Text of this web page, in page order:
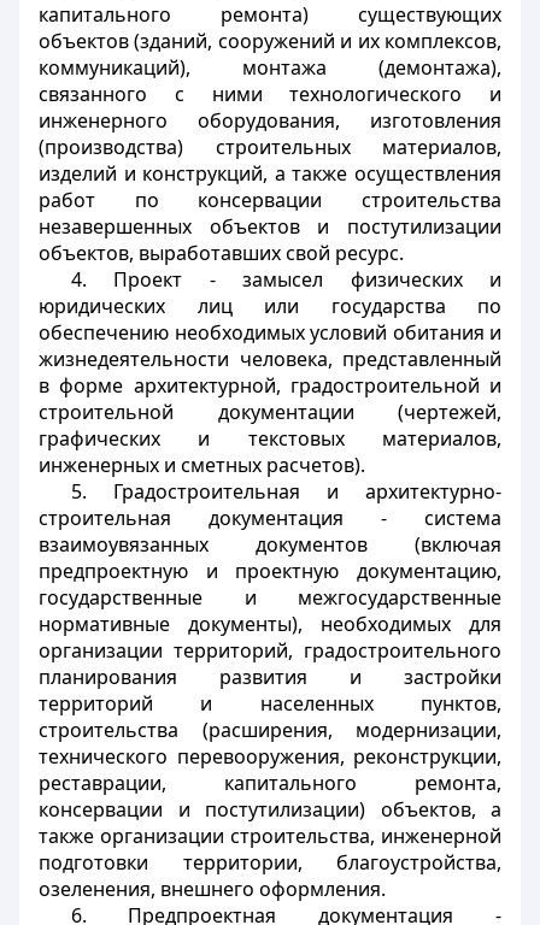
капитального ремонта) существующих
объектов (зданий, сооружений и их комплексов,
коммуникаций), монтажа (демонтажа),
связанного с ними технологического и
инженерного оборудования, изготовления
(производства) строительных материалов,
изделий и конструкций, а также осуществления
работ по консервации строительства
незавершенных объектов и постутилизации
объектов, выработавших свой ресурс.
4. Проект - замысел физических и
юридических лиц или государства по
обеспечению необходимых условий обитания и
жизнедеятельности человека, представленный
в форме архитектурной, градостроительной и
строительной документации (чертежей,
графических и текстовых материалов,
инженерных и сметных расчетов).
5. Градостроительная и архитектурно-
строительная документация - система
взаимоувязанных документов (включая
предпроектную и проектную документацию,
государственные и межгосударственные
нормативные документы), необходимых для
организации территорий, градостроительного
планирования развития и застройки
территорий и населенных пунктов,
строительства (расширения, модернизации,
технического перевооружения, реконструкции,
реставрации, капитального ремонта,
консервации и постутилизации) объектов, а
также организации строительства, инженерной
подготовки территории, благоустройства,
озеленения, внешнего оформления.
6. Предпроектная документация -